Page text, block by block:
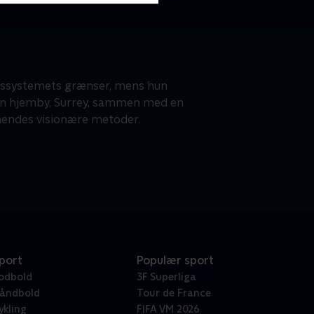
grænser, mens hun
Surrey, sammen med en
visionære metoder.
Populær sport
3F Superliga
Tour de France
FIFA VM 2026